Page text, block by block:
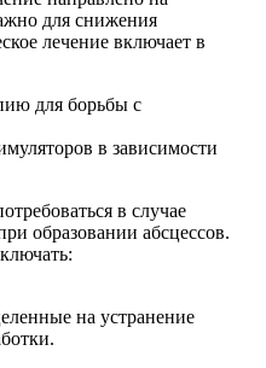
для снижения
лечение включает в
для борьбы с
в зависимости
в случае
образовании абсцессов.
на устранение